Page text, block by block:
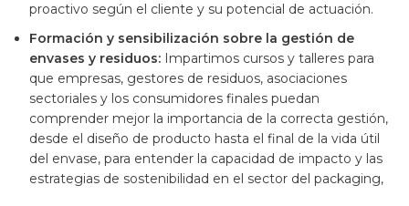
proactivo según el cliente y su potencial de actuación.
Formación y sensibilización sobre la gestión de
envases y residuos: Impartimos cursos y talleres para
que empresas, gestores de residuos, asociaciones
sectoriales y los consumidores finales puedan
comprender mejor la importancia de la correcta gestión,
desde el diseño de producto hasta el final de la vida útil
del envase, para entender la capacidad de impacto y las
estrategias de sostenibilidad en el sector del packaging,